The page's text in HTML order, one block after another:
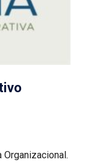
Organizacional.